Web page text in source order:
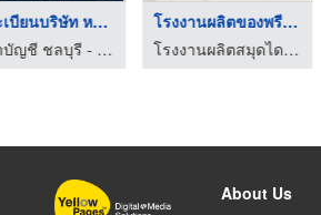
จดทะเบียนบริษัท หจก. ...
รับทำบัญชี ชลบุรี - เอ็นพีเอ แอคเคาน์ติ้ง แอนด์ โปรเฟสชั่นแนล
โรงงานผลิตของพรีเมี่ ...
โรงงานผลิตสมุดไดอารี่ - เค.ทิพ 999
About Us